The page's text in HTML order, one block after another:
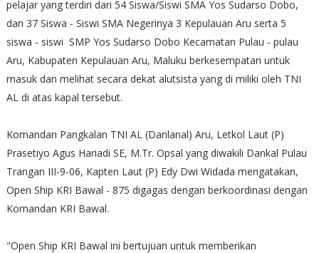
pelajar yang terdiri dari 54 Siswa/Siswi SMA Yos Sudarso Dobo,
dan 37 Siswa - Siswi SMA Negerinya 3 Kepulauan Aru serta 5
siswa - siswi SMP Yos Sudarso Dobo Kecamatan Pulau - pulau
Aru, Kabupaten Kepulauan Aru, Maluku berkesempatan untuk
masuk dan melihat secara dekat alutsista yang di miliki oleh TNI
AL di atas kapal tersebut.
Komandan Pangkalan TNI AL (Danlanal) Aru, Letkol Laut (P)
Prasetiyo Agus Hariadi SE, M.Tr. Opsal yang diwakili Dankal Pulau
Trangan III-9-06, Kapten Laut (P) Edy Dwi Widada mengatakan,
Open Ship KRI Bawal - 875 digagas dengan berkoordinasi dengan
Komandan KRI Bawal.
"Open Ship KRI Bawal ini bertujuan untuk memberikan